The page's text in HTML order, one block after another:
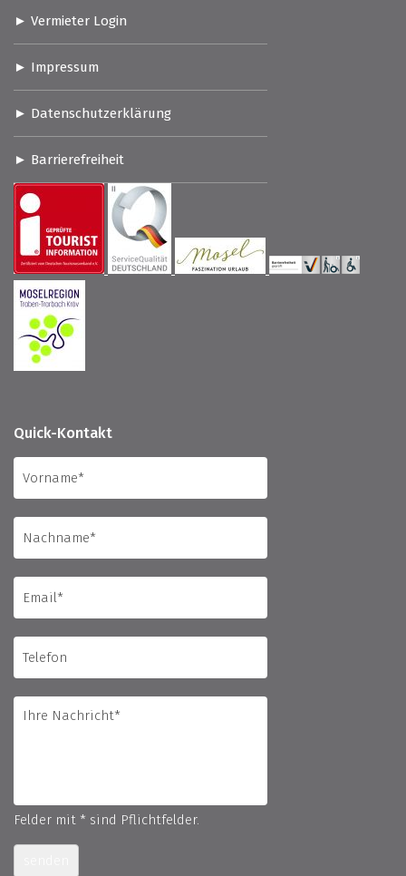
Vermieter Login
Impressum
Datenschutzerklärung
Barrierefreiheit
Quick-Kontakt
Felder mit * sind Pflichtfelder.